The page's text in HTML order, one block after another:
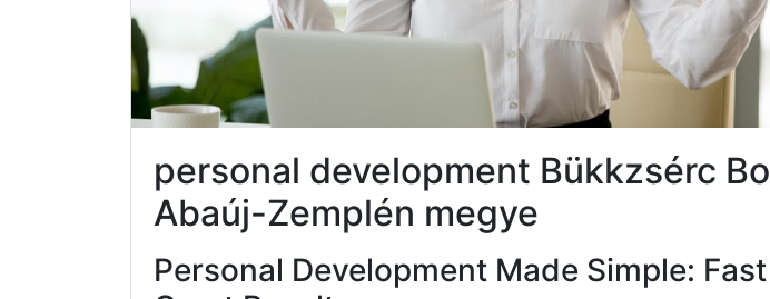
personal development Bükkzsérc
Abaúj-Zemplén megye
Personal Development Made Simple: